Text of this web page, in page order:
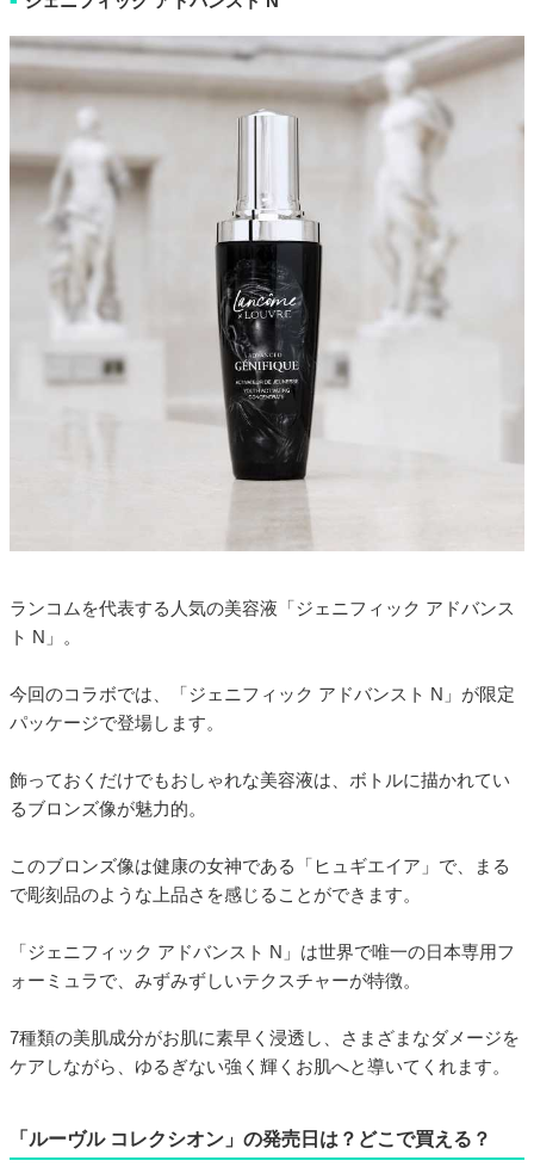
ランコムを代表する人気の美容液「ジェニフィック アドバンス
ト N」。
今回のコラボでは、「ジェニフィック アドバンスト N」が限定
パッケージで登場します。
飾っておくだけでもおしゃれな美容液は、ボトルに描かれてい
るブロンズ像が魅力的。
このブロンズ像は健康の女神である「ヒュギエイア」で、まる
で彫刻品のような上品さを感じることができます。
「ジェニフィック アドバンスト N」は世界で唯一の日本専用フ
ォーミュラで、みずみずしいテクスチャーが特徴。
7種類の美肌成分がお肌に素早く浸透し、さまざまなダメージを
ケアしながら、ゆるぎない強く輝くお肌へと導いてくれます。
「ルーヴル コレクシオン」の発売日は？どこで買える？